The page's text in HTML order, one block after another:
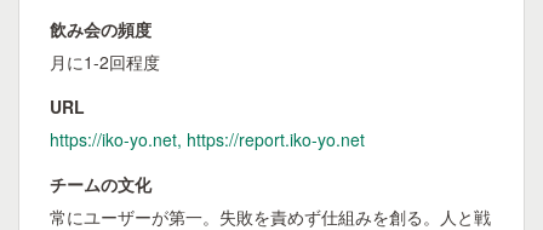
飲み会の頻度
月に1-2回程度
URL
https://iko-yo.net, https://report.iko-yo.net
チームの文化
常にユーザーが第一。失敗を責めず仕組みを創る。人と戦